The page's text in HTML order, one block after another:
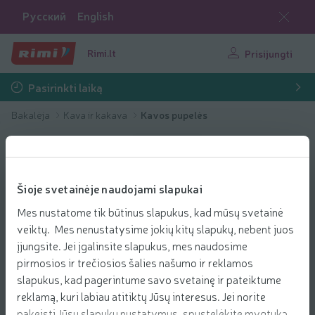
Šioje svetainėje naudojami slapukai
Mes nustatome tik būtinus slapukus, kad mūsų svetainė
veiktų. Mes nenustatysime jokių kitų slapukų, nebent juos
įjungsite. Jei įgalinsite slapukus, mes naudosime
pirmosios ir trečiosios šalies našumo ir reklamos
slapukus, kad pagerintume savo svetainę ir pateiktume
reklamą, kuri labiau atitiktų Jūsų interesus. Jei norite
Русский English
Rimi.lt Prisijungti
Pasirinkti laiką
Bakalėja Kava ir kakava Kavos pupelės